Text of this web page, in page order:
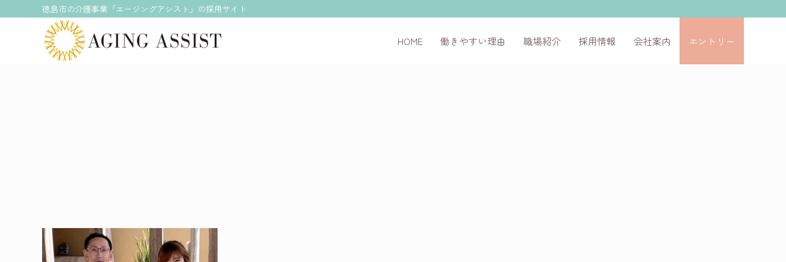
徳島市の介護事業「エージングアシスト」の採用サイト
HOME 働きやすい理由 職場紹介 採用情報 会社案内 エントリー